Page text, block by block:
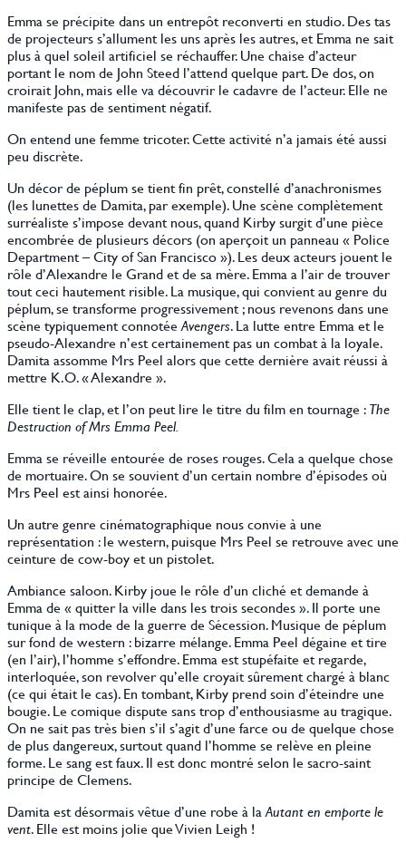
Emma se précipite dans un entrepôt reconverti en studio. Des tas
de projecteurs s’allument les uns après les autres, et Emma ne sait
plus à quel soleil artificiel se réchauffer. Une chaise d’acteur
portant le nom de John Steed l’attend quelque part. De dos, on
croirait John, mais elle va découvrir le cadavre de l’acteur. Elle ne
manifeste pas de sentiment négatif.
On entend une femme tricoter. Cette activité n’a jamais été aussi
peu discrète.
Un décor de péplum se tient fin prêt, constellé d’anachronismes
(les lunettes de Damita, par exemple). Une scène complètement
surréaliste s’impose devant nous, quand Kirby surgit d’une pièce
encombrée de plusieurs décors (on aperçoit un panneau « Police
Department – City of San Francisco »). Les deux acteurs jouent le
rôle d’Alexandre le Grand et de sa mère. Emma a l’air de trouver
tout ceci hautement risible. La musique, qui convient au genre du
péplum, se transforme progressivement ; nous revenons dans une
scène typiquement connotéeAvengers. La lutte entre Emma et le
pseudo-Alexandre n’est certainement pas un combat à la loyale.
Damita assomme Mrs Peel alors que cette dernière avait réussi à
mettre K.O. « Alexandre ».
Elle tient le clap, et l’on peut lire le titre du film en tournage :The
Destruction of Mrs Emma Peel.
Emma se réveille entourée de roses rouges. Cela a quelque chose
de mortuaire. On se souvient d’un certain nombre d’épisodes où
Mrs Peel est ainsi honorée.
Un autre genre cinématographique nous convie à une
représentation : le western, puisque Mrs Peel se retrouve avec une
ceinture de cow-boy et un pistolet.
Ambiance saloon. Kirby joue le rôle d’un cliché et demande à
Emma de « quitter la ville dans les trois secondes ». Il porte une
tunique à la mode de la guerre de Sécession. Musique de péplum
sur fond de western : bizarre mélange. Emma Peel dégaine et tire
(en l’air), l’homme s’effondre. Emma est stupéfaite et regarde,
interloquée, son revolver qu’elle croyait sûrement chargé à blanc
(ce qui était le cas). En tombant, Kirby prend soin d’éteindre une
bougie. Le comique dispute sans trop d’enthousiasme au tragique.
On ne sait pas très bien s’il s’agit d’une farce ou de quelque chose
de plus dangereux, surtout quand l’homme se relève en pleine
forme. Le sang est faux. Il est donc montré selon le sacro-saint
principe de Clemens.
Damita est désormais vêtue d’une robe à laAutant en emporte le
vent. Elle est moins jolie que Vivien Leigh !